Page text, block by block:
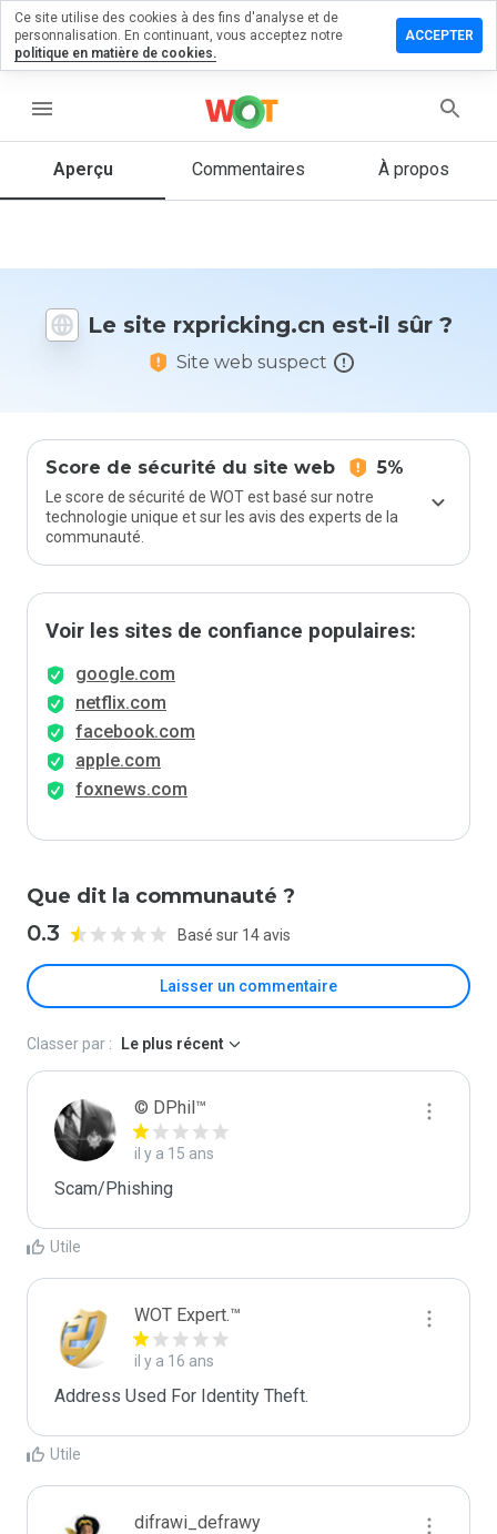
menu
Aperçu Commentaires À propos
Le site rxpricking.cn est-il sûr ?
Site web suspect
Score de sécurité du site web 5%
Le score de sécurité de WOT est basé sur notre
technologie unique et sur les avis des experts de la
communauté.
Voir les sites de confiance populaires:
google.com
netflix.com
facebook.com
apple.com
foxnews.com
Que dit la communauté ?
0.3 Basé sur 14 avis
Laisser un commentaire
un
1 et 5
vous à ce
site ?
Classer par : Le plus récent
© DPhil™
il y a 15 ans
Scam/Phishing
Utile
WOT Expert.™
il y a 16 ans
Address Used For Identity Theft.
Utile
difrawi_defrawy
Ce site utilise des cookies à des fins d'analyse et de
personnalisation. En continuant, vous acceptez notre
politique en matière de cookies.
ACCEPTER